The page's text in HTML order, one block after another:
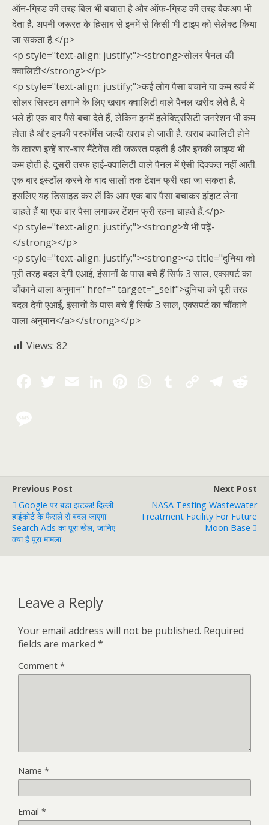
ऑन-ग्रिड की तरह बिल भी बचाता है और ऑफ-ग्रिड की तरह बैकअप भी
देता है. अपनी जरूरत के हिसाब से इनमें से किसी भी टाइप को सेलेक्ट किया
जा सकता है.</p>
<p style="text-align: justify;"><strong>सोलर पैनल की
क्वालिटी</strong></p>
<p style="text-align: justify;">कई लोग पैसा बचाने या कम खर्च में
सोलर सिस्टम लगाने के लिए खराब क्वालिटी वाले पैनल खरीद लेते हैं. ये
भले ही एक बार पैसे बचा देते हैं, लेकिन इनमें इलेक्ट्रिसिटी जनरेशन भी कम
होता है और इनकी परफॉर्मेंस जल्दी खराब हो जाती है. खराब क्वालिटी होने
के कारण इन्हें बार-बार मैंटेनेंस की जरूरत पड़ती है और इनकी लाइफ भी
कम होती है. दूसरी तरफ हाई-क्वालिटी वाले पैनल में ऐसी दिक्कत नहीं आती.
एक बार इंस्टॉल करने के बाद सालों तक टेंशन फ्री रहा जा सकता है.
इसलिए यह डिसाइड कर लें कि आप एक बार पैसा बचाकर झंझट लेना
चाहते हैं या एक बार पैसा लगाकर टेंशन फ्री रहना चाहते हैं.</p>
<p style="text-align: justify;"><strong>ये भी पढ़ें-
</strong></p>
<p style="text-align: justify;"><strong><a title="दुनिया को
पूरी तरह बदल देगी एआई, इंसानों के पास बचे हैं सिर्फ 3 साल, एक्सपर्ट का
चौंकाने वाला अनुमान" href=" target="_self">दुनिया को पूरी तरह
बदल देगी एआई, इंसानों के पास बचे हैं सिर्फ 3 साल, एक्सपर्ट का चौंकाने
वाला अनुमान</a></strong></p>
Views: 82
Previous Post
Google पर बड़ा झटका! दिल्ली
हाईकोर्ट के फैसले से बदल जाएगा
Search Ads का पूरा खेल, जानिए
क्या है पूरा मामला
Next Post
NASA Testing Wastewater
Treatment Facility For Future
Moon Base
Leave a Reply
Your email address will not be published. Required
fields are marked *
Comment *
Name *
Email *